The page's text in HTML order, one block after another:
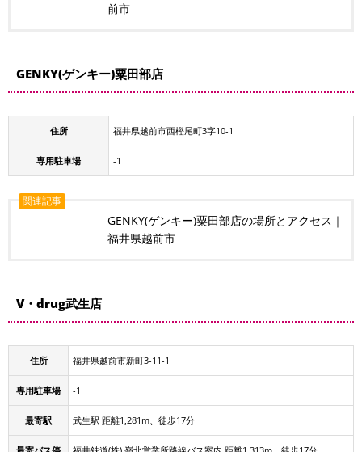
前市
GENKY(ゲンキー)粟田部店
住所 福井県越前市西樫尾町3字10-1
専用駐車場 -1
関連記事
GENKY(ゲンキー)粟田部店の場所とアクセス｜
福井県越前市
V・drug武生店
住所 福井県越前市新町3-11-1
専用駐車場 -1
最寄駅 武生駅 距離1,281m、徒歩17分